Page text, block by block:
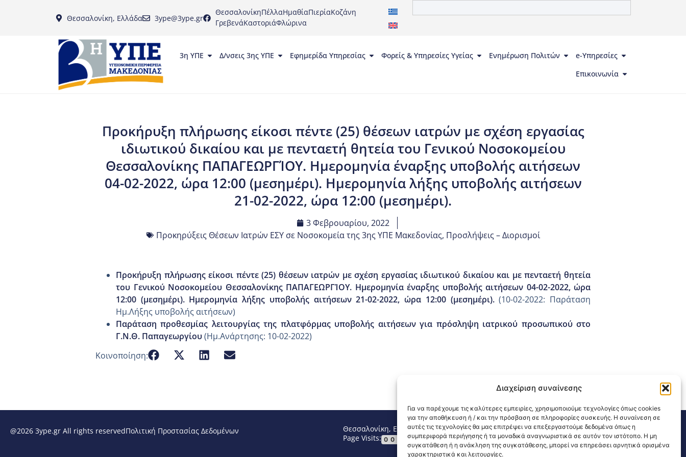
Διαχείριση συναίνεσης
Για να παρέχουμε τις καλύτερες εμπειρίες, χρησιμοποιούμε τεχνολογίες όπως cookies
για την αποθήκευση ή / και την πρόσβαση σε πληροφορίες συσκευής. Η συναίνεση σε
αυτές τις τεχνολογίες θα μας επιτρέψει να επεξεργαστούμε δεδομένα όπως η
συμπεριφορά περιήγησης ή τα μοναδικά αναγνωριστικά σε αυτόν τον ιστότοπο. Η μη
συγκατάθεση ή η ανάκληση της συγκατάθεσης, μπορεί να επηρεάσει αρνητικά ορισμένα
χαρακτηριστικά και λειτουργίες.
Θεσσαλονίκη, Ελλάδα 3ype@3ype.gr
ΘεσσαλονίκηΠέλλαΗμαθίαΠιερίαΚοζάνη
ΓρεβενάΚαστοριάΦλώρινα
3η ΥΠΕ Δ/νσεις 3ης ΥΠΕ Εφημερίδα Υπηρεσίας Φορείς & Υπηρεσίες Υγείας Ενημέρωση Πολιτών
e-Υπηρεσίες
Επικοινωνία
Προκήρυξη πλήρωσης είκοσι πέντε (25) θέσεων ιατρών με σχέση εργασίας
ιδιωτικού δικαίου και με πενταετή θητεία του Γενικού Νοσοκομείου
Θεσσαλονίκης ΠΑΠΑΓΕΩΡΓΊΟΥ. Ημερομηνία έναρξης υποβολής αιτήσεων
04-02-2022, ώρα 12:00 (μεσημέρι). Ημερομηνία λήξης υποβολής αιτήσεων
21-02-2022, ώρα 12:00 (μεσημέρι).
3 Φεβρουαρίου, 2022
Προκηρύξεις Θέσεων Ιατρών ΕΣΥ σε Νοσοκομεία της 3ης ΥΠΕ Μακεδονίας, Προσλήψεις – Διορισμοί
Προκήρυξη πλήρωσης είκοσι πέντε (25) θέσεων ιατρών με σχέση εργασίας ιδιωτικού δικαίου και με πενταετή θητεία
του Γενικού Νοσοκομείου Θεσσαλονίκης ΠΑΠΑΓΕΩΡΓΊΟΥ. Ημερομηνία έναρξης υποβολής αιτήσεων 04-02-2022, ώρα
12:00 (μεσημέρι). Ημερομηνία λήξης υποβολής αιτήσεων 21-02-2022, ώρα 12:00 (μεσημέρι).(10-02-2022: Παράταση
Ημ.Λήξης υποβολής αιτήσεων)
Παράταση προθεσμίας λειτουργίας της πλατφόρμας υποβολής αιτήσεων για πρόσληψη ιατρικού προσωπικού στο
Γ.Ν.Θ. Παπαγεωργίου(Ημ.Ανάρτησης: 10-02-2022)
Κοινοποίηση:
@2026 3ype.gr All rights reservedΠολιτική Προστασίας Δεδομένων Θεσσαλονίκη, ΕλλάδαΤηλ: +30 2311 226 200email: 3ype@3ype.gr
Page Visits: 00017 Website Visits: 1591771